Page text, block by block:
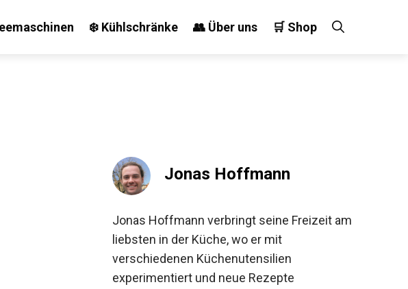
❄️ Kühlschränke 👥 Über uns 🛒 Shop
Jonas Hoffmann
Jonas Hoffmann verbringt seine Freizeit am
liebsten in der Küche, wo er mit
verschiedenen Küchenutensilien
experimentiert und neue Rezepte